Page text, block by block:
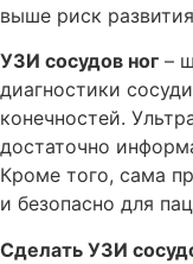
выше риск
УЗИ сосудов ног –
диагностики
конечностей.
достаточно
Кроме того, сама
и безопасно для
Сделать УЗИ